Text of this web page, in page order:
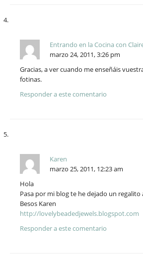
Entrando en la Cocina con
marzo 24, 2011, 3:26 pm
Gracias, a ver cuando me enseñáis
fotinas.
Responder a este comentario
Karen
marzo 25, 2011, 12:23 am
Hola
Pasa por mi blog te he dejado un regalito
Besos Karen
http://lovelybeadedjewels.blogspot.com
Responder a este comentario